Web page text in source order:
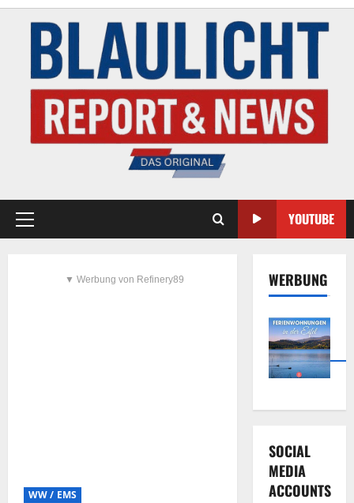
YOUTUBE
▼ Werbung von Refinery89
WW / EMS
WERBUNG
SOCIAL
MEDIA
ACCOUNTS